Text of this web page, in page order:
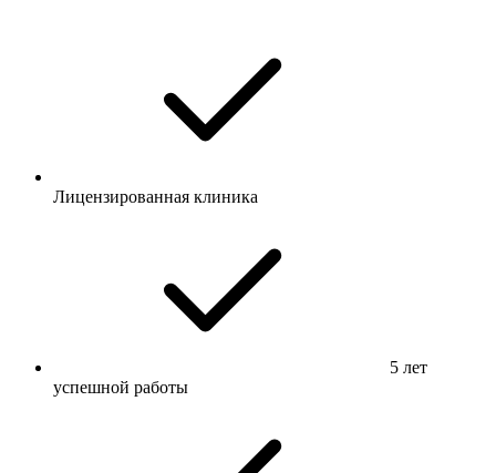
Лицензированная клиника
5 лет
успешной работы